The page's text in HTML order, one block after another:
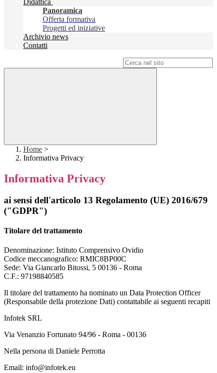
Didattica
Panoramica
Offerta formativa
Progetti ed iniziative
Archivio news
Contatti
Home >
Informativa Privacy
Informativa Privacy
ai sensi dell'articolo 13 Regolamento (UE) 2016/679
("GDPR")
Titolare del trattamento
Denominazione: Istituto Comprensivo Ovidio
Codice meccanografico: RMIC8BP00C
Sede: Via Giancarlo Bitossi, 5 00136 - Roma
C.F.: 97198840585
Il titolare del trattamento ha nominato un Data Protection Officer
(Responsabile della protezione Dati) contattabile ai seguenti recapiti
Infotek SRL
Via Venanzio Fortunato 94/96 - Roma - 00136
Nella persona di Daniele Perrotta
Email: info@infotek.eu